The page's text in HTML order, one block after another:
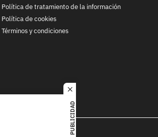
close
PUBLICIDAD
Política de tratamiento de la información
Política de cookies
Términos y condiciones